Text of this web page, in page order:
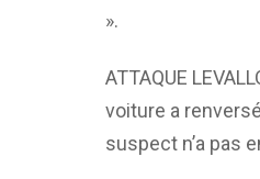
».
ATTAQUE
voiture a
suspect n’a pas